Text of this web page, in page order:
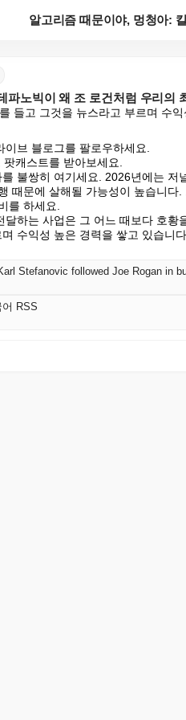
파노빅이 왜 조 로건처럼 우리의
들고 그것을 뉴스라고 부르며 수
브 블로그를 팔로우하세요.
캐스트를 받아보세요.
불쌍히 여기세요. 2026년에는
때문에 살해될 가능성이 높습니
를 하세요.
달하는 사업은 그 어느 때보다 호
수익성 높은 경력을 쌓고 있습니
Stefanovic followed Joe Rogan in
RSS